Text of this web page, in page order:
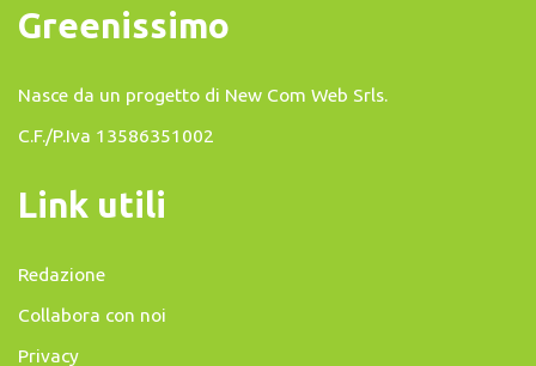
Greenissimo
Nasce da un progetto di New Com Web Srls.
C.F./P.Iva 13586351002
Link utili
Redazione
Collabora con noi
Privacy